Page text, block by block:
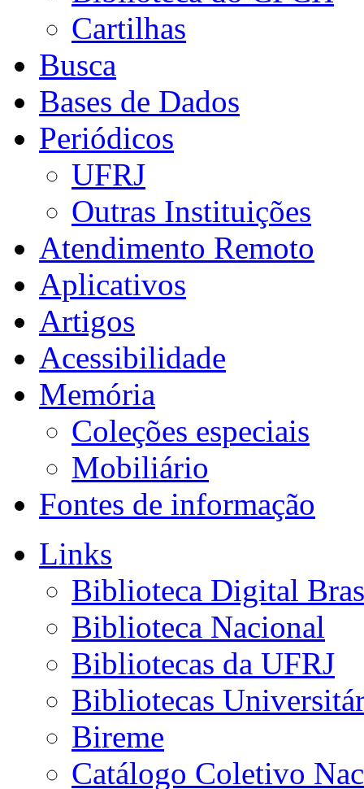
Cartilhas
Busca
Bases de Dados
Periódicos
UFRJ
Outras Instituições
Atendimento Remoto
Aplicativos
Artigos
Acessibilidade
Memória
Coleções especiais
Mobiliário
Fontes de informação
Links
Biblioteca Digital
Biblioteca Nacional
Bibliotecas da UFRJ
Bibliotecas
Bireme
Catálogo Coletivo